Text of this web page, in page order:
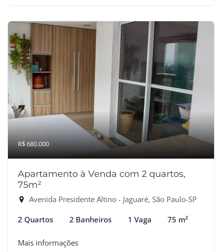
R$ 680.000
Apartamento à Venda com 2 quartos,
75m²
Avenida Presidente Altino - Jaguaré, São Paulo-SP
2 Quartos 2 Banheiros 1 Vaga 75 m²
Mais informações